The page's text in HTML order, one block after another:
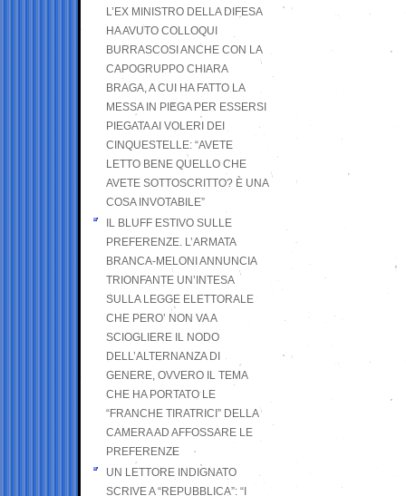
L’EX MINISTRO DELLA DIFESA
HA AVUTO COLLOQUI
BURRASCOSI ANCHE CON LA
CAPOGRUPPO CHIARA
BRAGA, A CUI HA FATTO LA
MESSA IN PIEGA PER ESSERSI
PIEGATA AI VOLERI DEI
CINQUESTELLE: “AVETE
LETTO BENE QUELLO CHE
AVETE SOTTOSCRITTO? È UNA
COSA INVOTABILE”
IL BLUFF ESTIVO SULLE
PREFERENZE. L’ARMATA
BRANCA-MELONI ANNUNCIA
TRIONFANTE UN’INTESA
SULLA LEGGE ELETTORALE
CHE PERO’ NON VA A
SCIOGLIERE IL NODO
DELL’ALTERNANZA DI
GENERE, OVVERO IL TEMA
CHE HA PORTATO LE
“FRANCHE TIRATRICI” DELLA
CAMERA AD AFFOSSARE LE
PREFERENZE
UN LETTORE INDIGNATO
SCRIVE A “REPUBBLICA”: “I